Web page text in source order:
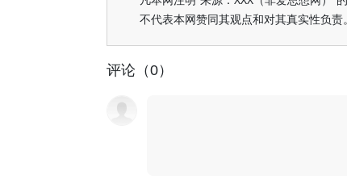
不代表本网赞同其观点和对其真实性负
评论（0）